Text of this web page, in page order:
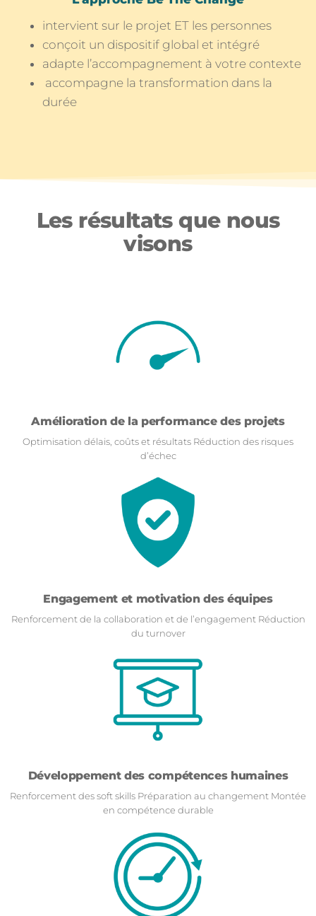
intervient sur le projet ET les personnes
conçoit un dispositif global et intégré
adapte l’accompagnement à votre contexte
accompagne la transformation dans la
durée
Les résultats que nous
visons
Amélioration de la performance des projets
Optimisation délais, coûts et résultats Réduction des risques
d’échec
Engagement et motivation des équipes
Renforcement de la collaboration et de l’engagement Réduction
du turnover
Développement des compétences humaines
Renforcement des soft skills Préparation au changement Montée
en compétence durable